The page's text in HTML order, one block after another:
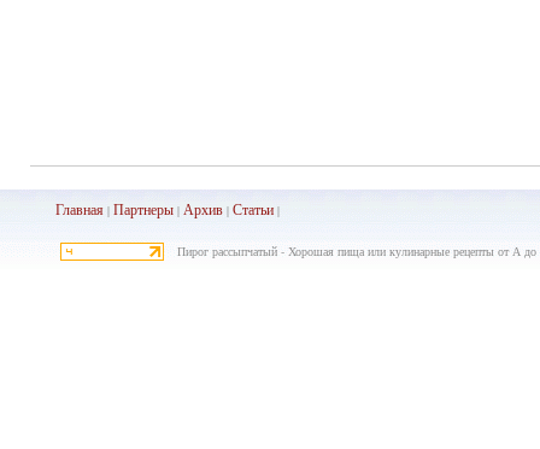
Главная |Партнеры |Архив |Статьи |
Пирог рассыпчатый - Хорошая пища или кулинарные рецепты от А